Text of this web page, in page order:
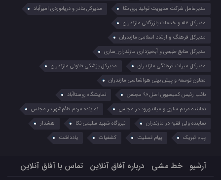
مدیرعامل شرکت مدیریت تولید برق نکا
مدیرکل بنادر و دریانوردی امیرآباد
مدیرکل غله و خدمات بازرگانی مازندران
مدیرکل فرهنگ و ارشاد اسلامی مازندران
مدیرکل منابع طبیعی و آبخیزداری مازندران_ساری
مدیرکل میراث فرهنگی مازندران
مدیرکل پزشکی قانونی مازندران
معاون توسعه و پیش بینی هواشناسی مازندران
نائب رئیس کمیسیون اصل ۹۰ مجلس
نمایشگاه روستا‌آباد
نماینده مردم ساری و میاندورود در مجلس
نماینده مردم قائم‌شهر در مجلس
نماینده ولی فقیه در مازندران
نیروگاه شهید سلیمی نکا
هشدار
پیام تبریک
پیام تسلیت کشفیات یادداشت
آرشیو خط مشی درباره آفاق آنلاین تماس با آفاق آنلاین